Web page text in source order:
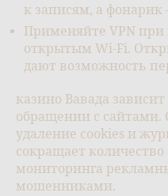
к записям, а фонарик
Применяйте VPN
открытым Wi-Fi.
дают возможность
казино Вавада
обращении с сайтами.
удаление cookies и
сокращает
мониторинга
мошенниками.